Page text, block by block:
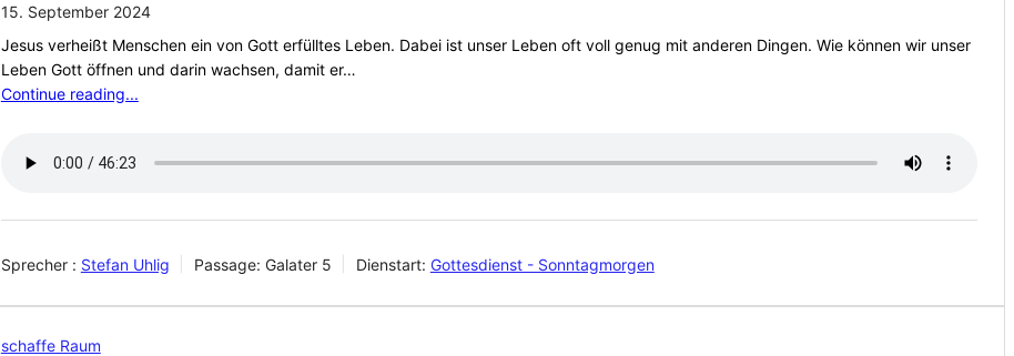
15. September 2024
Jesus verheißt Menschen ein von Gott erfülltes Leben. Dabei ist unser Leben oft voll genug mit anderen Dingen. Wie können wir unser
Leben Gott öffnen und darin wachsen, damit er…
Continue reading...
Sprecher : Stefan Uhlig Passage: Galater 5 Dienstart: Gottesdienst - Sonntagmorgen
schaffe Raum